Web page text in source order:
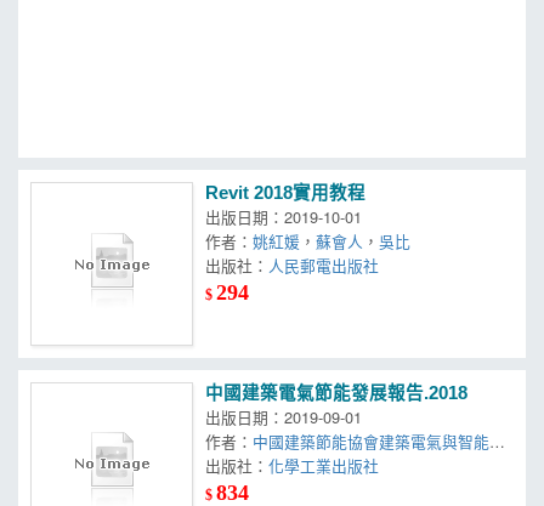
Revit 2018實用教程
出版日期：2019-10-01
作者：姚紅媛 ，蘇會人 ，吳比
出版社： 人民郵電出版社
$294
中國建築電氣節能發展報告.2018
出版日期：2019-09-01
作者： 中國建築節能協會建築電氣與智能化
節能專業委員會
出版社：化學工業出版社
$834